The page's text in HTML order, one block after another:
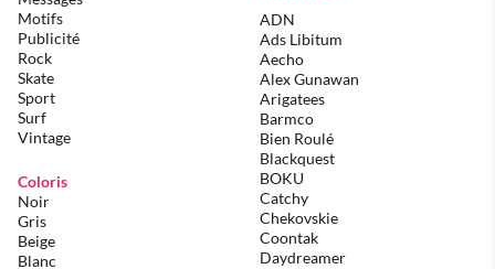
Motifs
Publicité
Rock
Skate
Sport
Surf
Vintage
Coloris
Noir
Gris
Beige
Blanc
ADN
Ads Libitum
Aecho
Alex Gunawan
Arigatees
Barmco
Bien Roulé
Blackquest
BOKU
Catchy
Chekovskie
Coontak
Daydreamer